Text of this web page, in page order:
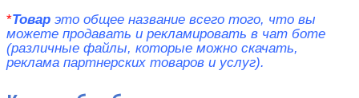
*Товар это общее название всего того, что вы
можете продавать и рекламировать в чат боте
(различные файлы, которые можно скачать,
реклама партнерских товаров и услуг).